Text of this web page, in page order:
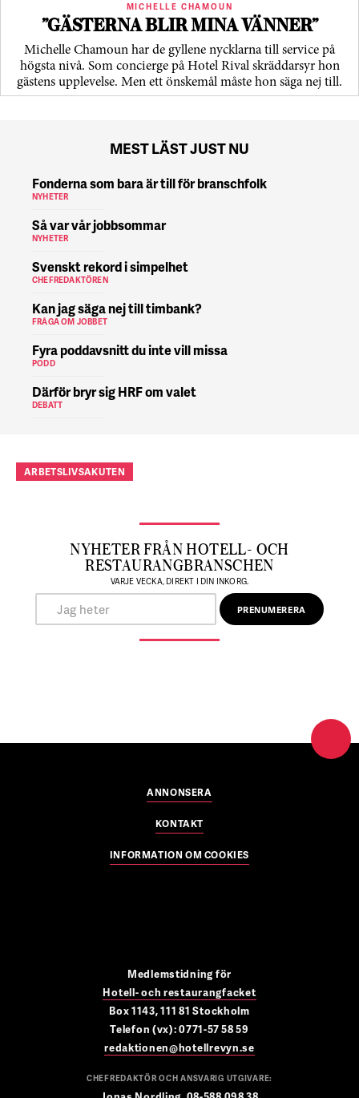
MICHELLE CHAMOUN
”GÄSTERNA BLIR MINA VÄNNER”
Michelle Chamoun har de gyllene nycklarna till service på
högsta nivå. Som concierge på Hotel Rival skräddarsyr hon
gästens upp­levelse. Men ett önskemål måste hon säga nej till.
MEST LÄST JUST NU
Fonderna som bara är till för branschfolk
NYHETER
Så var vår jobbsommar
NYHETER
Svenskt rekord i simpelhet
CHEFREDAKTÖREN
Kan jag säga nej till timbank?
FRÅGA OM JOBBET
Fyra poddavsnitt du inte vill missa
PODD
Därför bryr sig HRF om valet
DEBATT
ARBETSLIVSAKUTEN
NYHETER FRÅN HOTELL- OCH
RESTAURANGBRANSCHEN
VARJE VECKA, DIREKT I DIN INKORG.
ANNONSERA
KONTAKT
INFORMATION OM COOKIES
Medlemstidning för
Hotell- och restaurangfacket
Box 1143, 111 81 Stockholm
Telefon (vx): 0771-57 58 59
redaktionen@hotellrevyn.se
CHEFREDAKTÖR OCH ANSVARIG UTGIVARE: